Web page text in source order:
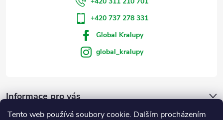
Tento web používá soubory cookie. Dalším procházením
Informace pro vás
+420 737 278 331
Global Kralupy
global_kralupy